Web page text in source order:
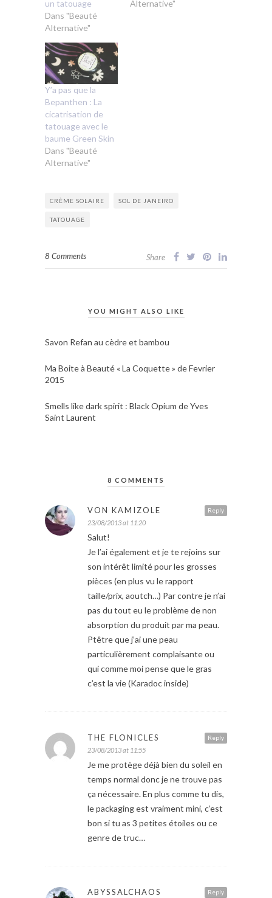
un tatouage
Dans "Beauté
Alternative"
Alternative"
Y’a pas que la
Bepanthen : La
cicatrisation de
tatouage avec le
baume Green Skin
Dans "Beauté
Alternative"
CRÈME SOLAIRE SOL DE JANEIRO
TATOUAGE
8 Comments Share
YOU MIGHT ALSO LIKE
Savon Refan au cèdre et bambou
Ma Boite à Beauté « La Coquette » de Fevrier
2015
Smells like dark spirit : Black Opium de Yves
Saint Laurent
8 COMMENTS
Reply
VON KAMIZOLE
23/08/2013 at 11:20
Salut!
Je l’ai également et je te rejoins sur
son intérêt limité pour les grosses
pièces (en plus vu le rapport
taille/prix, aoutch…) Par contre je n’ai
pas du tout eu le problème de non
absorption du produit par ma peau.
Ptêtre que j’ai une peau
particulièrement complaisante ou
qui comme moi pense que le gras
c’est la vie (Karadoc inside)
Reply
THE FLONICLES
23/08/2013 at 11:55
Je me protège déjà bien du soleil en
temps normal donc je ne trouve pas
ça nécessaire. En plus comme tu dis,
le packaging est vraiment mini, c’est
bon si tu as 3 petites étoiles ou ce
genre de truc…
Reply
ABYSSALCHAOS